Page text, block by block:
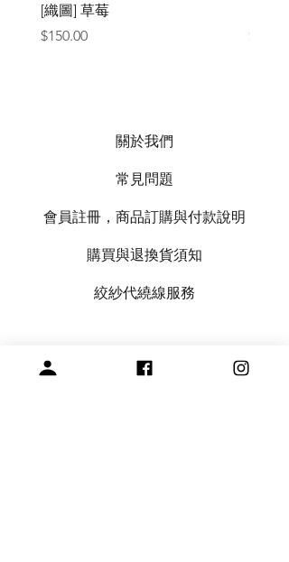
[織圖] 草莓
價格
$150.00
價格
關於我們
常見問題
會員註冊，商品訂購與付款說明
購買與退換貨須知
絞紗代繞線服務